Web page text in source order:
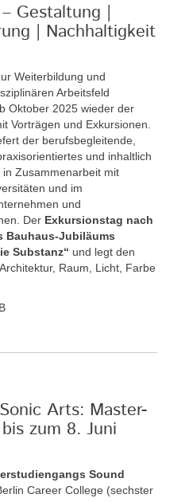
Gestaltung |
| Nachhaltigkeit
Weiterbildung und
Arbeitsfeld
Oktober 2025 wieder der
Vorträgen und Exkursionen.
der berufsbegleitende,
und inhaltlich
Zusammenarbeit mit
und im
und
Der Exkursionstag nach
Bauhaus-Jubiläums
Substanz“ und legt den
Raum, Licht, Farbe
Arts: Master-
zum 8. Juni
Sound
Career College (sechster